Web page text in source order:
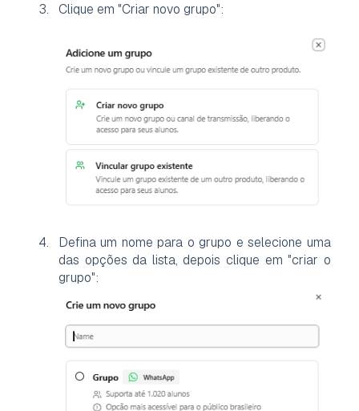
Clique em "Criar novo grupo":
Defina um nome para o grupo e selecione uma
das opções da lista, depois clique em "criar o
grupo":